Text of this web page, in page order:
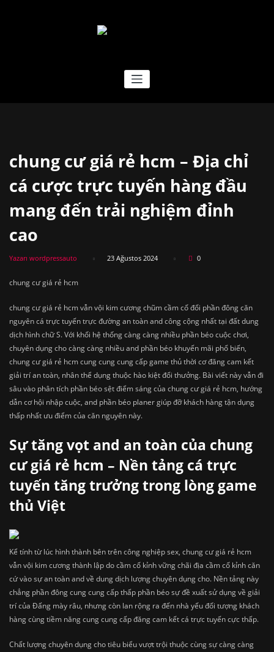
EFSANE TREYLER
chung cư giá rẻ hcm – Địa chỉ
cá cược trực tuyến hàng đầu
mang đến trải nghiệm đỉnh
cao
Yazarı wordpressauto 23 Ağustos 2024 0
chung cư giá rẻ hcm
chung cư giá rẻ hcm vẫn vội kim cương chũm cầm cố đổi phần đông căn
nguyên cá trực tuyến trực đường an toàn and công cộng nhất tại đất dung
dịch hình chữ S. Với khối hệ thống càng càng nhiều phần béo cuộc chơi,
chuyên dụng cho càng càng nhiều and phần béo khuyến mãi phổ biến,
chung cư giá rẻ hcm cung cung cung cấp game thủ thời cơ đăng cam kết
giải trí an toàn, nhân thể dụng thuộc hào kiệt đổi thưởng. Bài viết này vẫn đi
sâu vào phân tích phần béo sệt điểm sáng của chung cư giá rẻ hcm, hướng
dẫn cơ hội nhập cuộc, and phần béo planer giúp đỡ khách hàng tận dụng
thấp nhất ưu điểm của căn nguyên này.
Sự tăng vọt and an toàn của chung
cư giá rẻ hcm – Nền tảng cá trực
tuyến tăng trưởng trong lòng game
thủ Việt
Kể tính từ lúc hình thành bên trên công nghiệp sex, chung cư giá rẻ hcm
vẫn vội kim cương thành lập do cầm cố kỉnh vững chãi địa cầm cố kỉnh căn
cứ vào sự an toàn and về dung dịch lượng chuyên dụng cho. Nền tảng này
chẳng phần đông cung cung cấp thấp phần béo sự đề xuất sử dụng về giải
trí của Đấng mày râu, nhưng còn lan rộng ra đến nhà yếu đối tượng khách
hàng cùng tiềm năng cung cung cấp đăng cam kết cá trực tuyến cực thấp.
Chất lượng chuyên dụng cho tiêu biểu vượt trội thuộc cùng sự càng càng